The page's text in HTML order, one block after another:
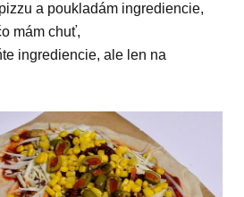
a poukladám ingrediencie,
mám chuť,
ingrediencie, ale len na